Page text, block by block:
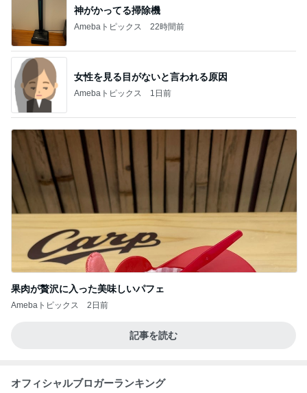
神がかってる掃除機
Amebaトピックス 22時間前
女性を見る目がないと言われる原因
Amebaトピックス 1日前
果肉が贅沢に入った美味しいパフェ
Amebaトピックス 2日前
記事を読む
オフィシャルブロガーランキング